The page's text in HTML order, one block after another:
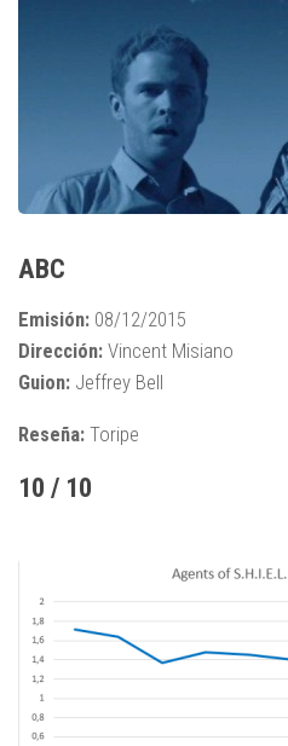
ABC
Emisión: 08/12/2015
Dirección: Vincent Misiano
Guion: Jeffrey Bell
Reseña: Toripe
10 / 10